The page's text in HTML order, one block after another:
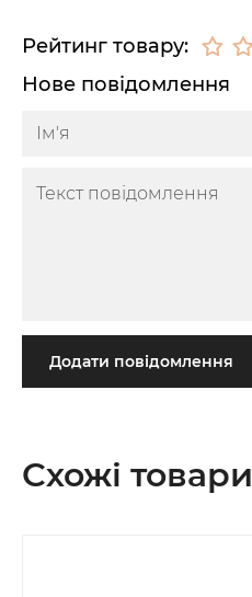
Рейтинг товару:
Нове повідомлення
Додати повідомлення
Схожі товари